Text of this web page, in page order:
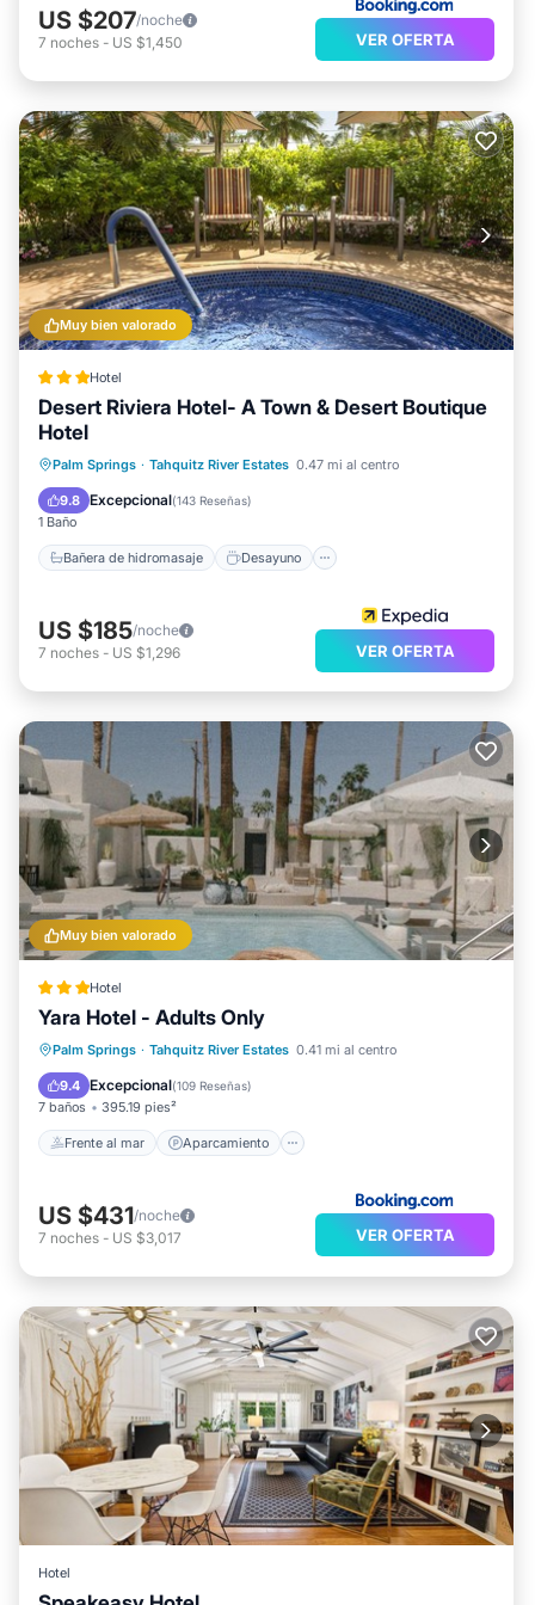
US $207/noche
7 noches - US $1,450 VER OFERTA
Muy bien valorado
Hotel
Desert Riviera Hotel- A Town & Desert Boutique
Hotel
Palm Springs · Tahquitz River Estates 0.47 mi al centro
9.8 Excepcional(143 Reseñas)
1 Baño
Bañera de hidromasaje Desayuno
Bañera de hidromasaje
Desayuno
Aparcamiento
US $185/noche
7 noches - US $1,296 VER OFERTA
Muy bien valorado
Hotel
Yara Hotel - Adults Only
Palm Springs · Tahquitz River Estates 0.41 mi al centro
9.4 Excepcional(109 Reseñas)
7 baños 395.19 pies²
Frente al mar Aparcamiento
Frente al mar Aparcamiento
Piscina
Vista al mar
US $431/noche
7 noches - US $3,017 VER OFERTA
Hotel